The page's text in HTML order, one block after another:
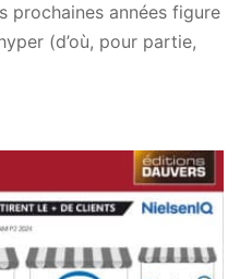
prochaines années figure
(d’où, pour partie,